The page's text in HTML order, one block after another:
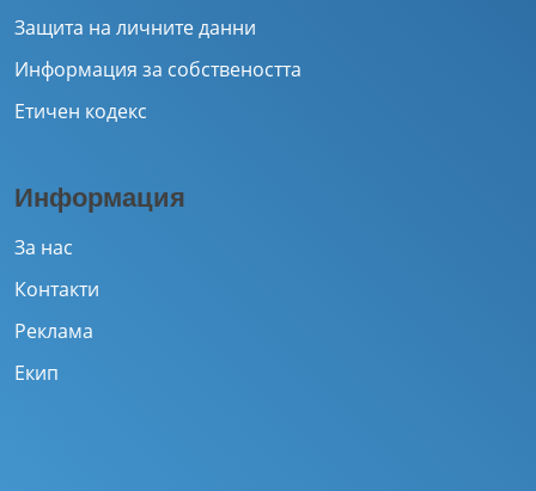
Защита на личните данни
Информация за собствеността
Етичен кодекс
Информация
За нас
Контакти
Реклама
Екип